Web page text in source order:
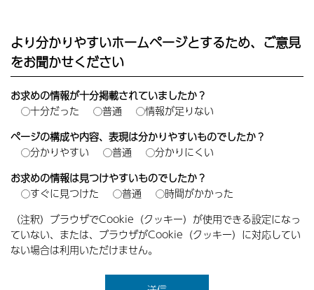
より分かりやすいホームページとするため、ご意見
をお聞かせください
お求めの情報が十分掲載されていましたか？
十分だった
普通
情報が足りない
ページの構成や内容、表現は分かりやすいものでしたか？
分かりやすい
普通
分かりにくい
お求めの情報は見つけやすいものでしたか？
すぐに見つけた
普通
時間がかかった
（注釈）ブラウザでCookie（クッキー）が使用できる設定になっ
ていない、または、ブラウザがCookie（クッキー）に対応してい
ない場合は利用いただけません。